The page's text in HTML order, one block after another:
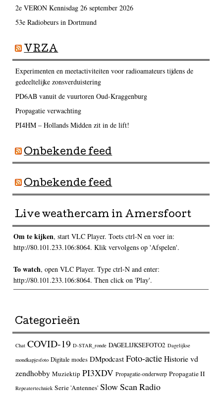
2e VERON Kennisdag 26 september 2026
53e Radiobeurs in Dortmund
VRZA
Experimenten en meetactiviteiten voor radioamateurs tijdens de
gedeeltelijke zonsverduistering
PD6AB vanuit de vuurtoren Oud-Kraggenburg
Propagatie verwachting
PI4HM – Hollands Midden zit in de lift!
Onbekende feed
Onbekende feed
Live weathercam in Amersfoort
Om te kijken, start VLC Player. Toets ctrl-N en voer in:
http://80.101.233.106:8064. Klik vervolgens op 'Afspelen'.
To watch, open VLC Player. Type ctrl-N and enter:
http://80.101.233.106:8064. Then click on 'Play'.
Categorieën
Chat COVID-19 D-STAR_ronde DAGELIJKSEFOTO2 Dagelijkse
mondkapjesfoto Digitale modes DMpodcast Foto-actieHistorie vd
zendhobby Muziektip PI3XDV Propagatie-onderwerp Propagatie II
Repeatertechniek Serie 'Antennes' Slow Scan Radio